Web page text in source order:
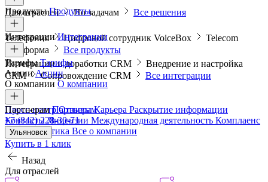
Для отраслей По задачам Все решения
ПродуктыПродукты
Телефония Цифровой сотрудник VoiceBox
Telecom
платформа
Все продукты
ИнтеграцииИнтеграции
Интеграции и доработки CRM
Внедрение и настройка
CRM
Сопровождение CRM Все интеграции
ТарифыТарифы
АкцииАкции
О компании О компании
Пресс-центрОтзывыКарьера Раскрытие информации
КонтактыЛицензии Международная деятельность Комплаенс
и деловая этика Все о компании
ПартнерамПартнерам
+7 (842) 228-30-71
Ульяновск
Купить в 1 клик
Назад
Для отраслей